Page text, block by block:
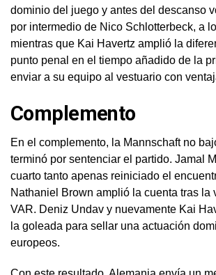
dominio del juego y antes del descanso
por intermedio de Nico Schlotterbeck, a
mientras que Kai Havertz amplió la
punto penal en el tiempo añadido de la
enviar a su equipo al vestuario con
Complemento
En el complemento, la Mannschaft no
terminó por sentenciar el partido. Jamal
cuarto tanto apenas reiniciado el
Nathaniel Brown amplió la cuenta tras la
VAR. Deniz Undav y nuevamente Kai
la goleada para sellar una actuación
europeos.